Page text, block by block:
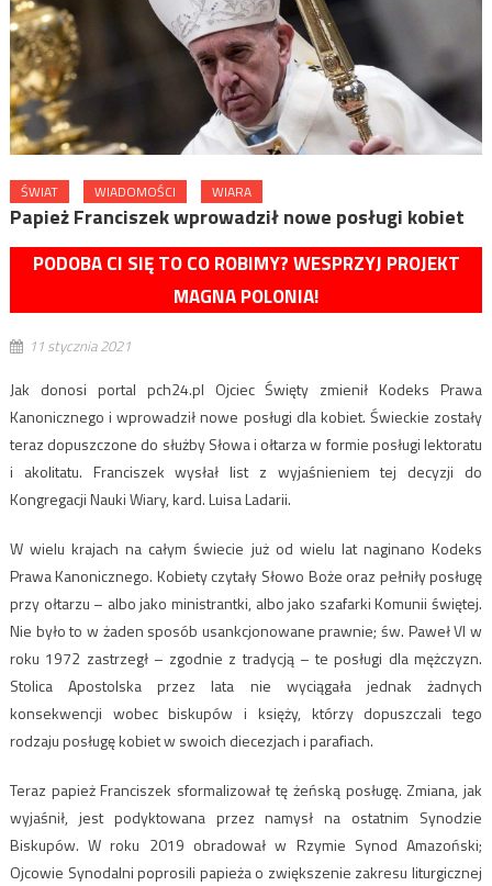
ŚWIAT WIADOMOŚCI WIARA
Papież Franciszek wprowadził nowe posługi kobiet
PODOBA CI SIĘ TO CO ROBIMY? WESPRZYJ PROJEKT
MAGNA POLONIA!
11 stycznia 2021
Jak donosi portal pch24.pl Ojciec Święty zmienił Kodeks Prawa
Kanonicznego i wprowadził nowe posługi dla kobiet. Świeckie zostały
teraz dopuszczone do służby Słowa i ołtarza w formie posługi lektoratu
i akolitatu. Franciszek wysłał list z wyjaśnieniem tej decyzji do
Kongregacji Nauki Wiary, kard. Luisa Ladarii.
W wielu krajach na całym świecie już od wielu lat naginano Kodeks
Prawa Kanonicznego. Kobiety czytały Słowo Boże oraz pełniły posługę
przy ołtarzu – albo jako ministrantki, albo jako szafarki Komunii świętej.
Nie było to w żaden sposób usankcjonowane prawnie; św. Paweł VI w
roku 1972 zastrzegł – zgodnie z tradycją – te posługi dla mężczyzn.
Stolica Apostolska przez lata nie wyciągała jednak żadnych
konsekwencji wobec biskupów i księży, którzy dopuszczali tego
rodzaju posługę kobiet w swoich diecezjach i parafiach.
Teraz papież Franciszek sformalizował tę żeńską posługę. Zmiana, jak
wyjaśnił, jest podyktowana przez namysł na ostatnim Synodzie
Biskupów. W roku 2019 obradował w Rzymie Synod Amazoński;
Ojcowie Synodalni poprosili papieża o zwiększenie zakresu liturgicznej